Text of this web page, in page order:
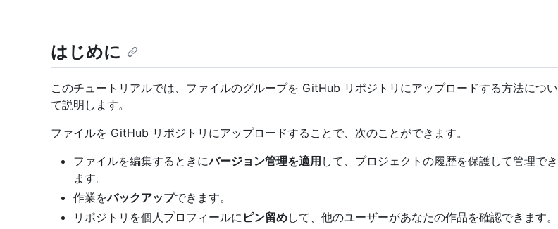
はじめに
このチュートリアルでは、ファイルのグループを GitHub リポジトリにアップロードする方法につい
て説明します。
ファイルを GitHub リポジトリにアップロードすることで、次のことができます。
ファイルを編集するときにバージョン管理を適用 して、プロジェクトの履歴を保護して管理でき
ます。
作業をバックアップできます。
リポジトリを個人プロフィールに ピン留めして、他のユーザーがあなたの作品を確認できます。